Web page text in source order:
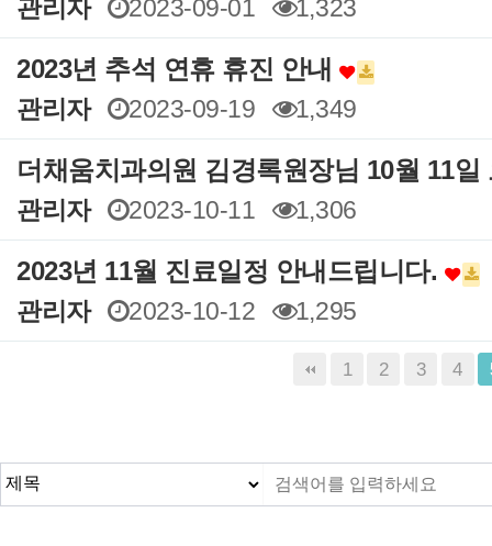
관리자
2023-09-01 1,323
2023년 추석 연휴 휴진 안내
관리자
2023-09-19 1,349
더채움치과의원 김경록원장님 10월 11
관리자
2023-10-11 1,306
2023년 11월 진료일정 안내드립니다.
관리자
2023-10-12 1,295
1 2 3 4